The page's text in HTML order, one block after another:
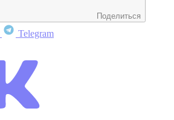
Поделиться
Telegram